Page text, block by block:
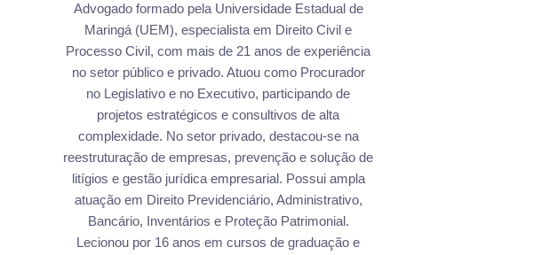
Advogado formado pela Universidade Estadual de
Maringá (UEM), especialista em Direito Civil e
Processo Civil, com mais de 21 anos de experiência
no setor público e privado. Atuou como Procurador
no Legislativo e no Executivo, participando de
projetos estratégicos e consultivos de alta
complexidade. No setor privado, destacou-se na
reestruturação de empresas, prevenção e solução de
litígios e gestão jurídica empresarial. Possui ampla
atuação em Direito Previdenciário, Administrativo,
Bancário, Inventários e Proteção Patrimonial.
Lecionou por 16 anos em cursos de graduação e